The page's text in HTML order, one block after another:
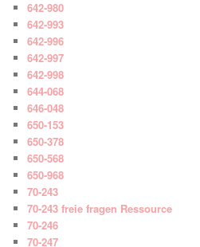
642-980
642-993
642-996
642-997
642-998
644-068
646-048
650-153
650-378
650-568
650-968
70-243
70-243 freie fragen Ressource
70-246
70-247